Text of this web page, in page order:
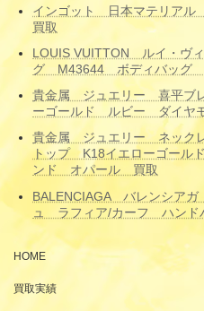
インゴット 日本マテリ
買取
LOUIS VUITTON ルイ・ヴ
グ M43644 ボディバッグ
貴金属 ジュエリー 喜平ブ
ーゴールド ルビー ダイヤ
貴金属 ジュエリー ネッ
トップ K18イエローゴール
ンド オパール 買取
BALENCIAGA バレンシア
ュ ラフィア/カーフ ハンド
HOME
買取実績